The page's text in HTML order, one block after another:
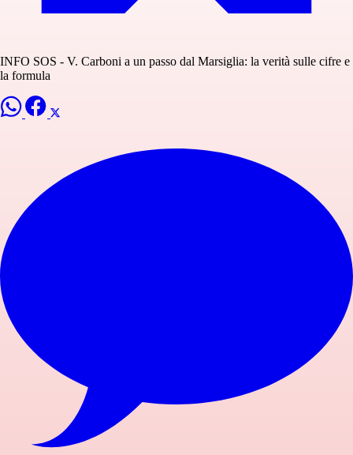
INFO SOS - V. Carboni a un passo dal Marsiglia: la verità sulle cifre e
la formula